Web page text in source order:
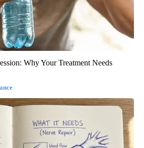
Why Your Treatment Needs